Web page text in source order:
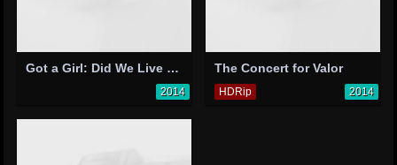
Got a Girl: Did We Live Too Fast
2014
The Concert for Valor
HDRip 2014